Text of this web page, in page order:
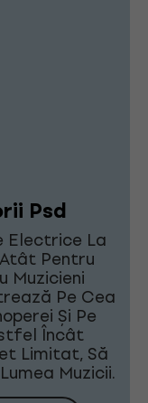
Psd
Electrice La
Pentru
Muzicieni
Pe Cea
Și Pe
Încât
Limitat, Să
Muzicii.